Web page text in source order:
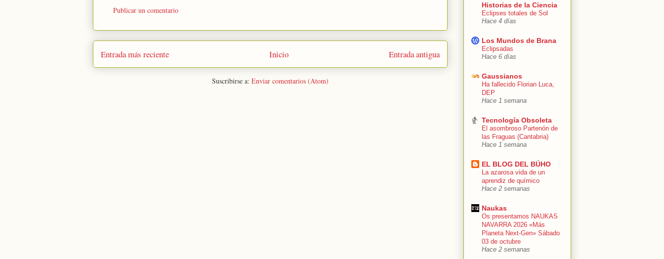
Publicar un comentario
Entrada más reciente Entrada antigua
Inicio
Suscribirse a: Enviar comentarios (Atom)
Historias de la Ciencia
Eclipses totales de Sol
Hace 4 días
Los Mundos de Brana
Eclipsadas
Hace 6 días
Gaussianos
Ha fallecido Florian Luca,
DEP
Hace 1 semana
Tecnología Obsoleta
El asombroso Partenón de
las Fraguas (Cantabria)
Hace 1 semana
EL BLOG DEL BÚHO
La azarosa vida de un
aprendiz de químico
Hace 2 semanas
Naukas
Os presentamos NAUKAS
NAVARRA 2026 «Más
Planeta Next-Gen» Sábado
03 de octubre
Hace 2 semanas